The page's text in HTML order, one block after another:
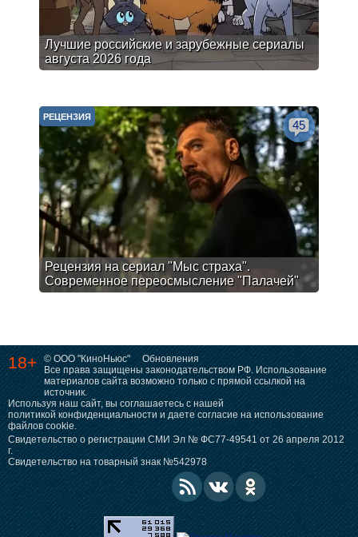
Лучшие российские и зарубежные сериалы
августа 2026 года
Рецензия на сериал "Мыс страха".
Современное переосмысление "Палачей"
РЕЦЕНЗИЯ
45
18+ © ООО "КиноНьюс"
Обновления
Все права защищены законодательством РФ. Использование
материалов сайта возможно только с прямой ссылкой на
источник.
Используя наш сайт, вы соглашаетесь с нашей
политикой конфиденциальности и даете согласие на использование
файлов cookie.
Свидетельство о регистрации СМИ Эл № ФС77-49541 от 26 апреля 2012
г.
Свидетельство на товарный знак №542978